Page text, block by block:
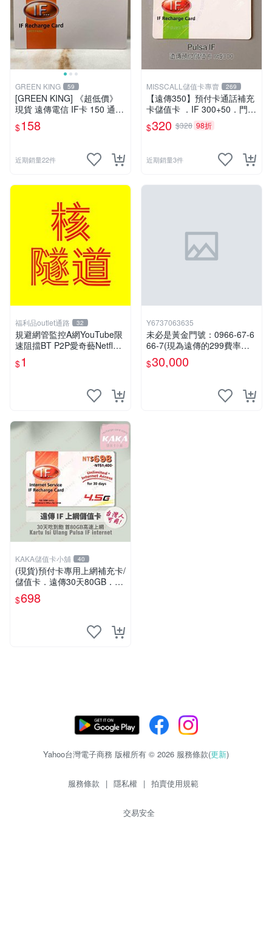
GREEN KING 59
[GREEN KING] 《超低價》
現貨 遠傳電信 IF卡 150 通話
費儲值卡 預付卡 電話卡 面額
150
$158
近期銷量22件
MISSCALL儲值卡專賣 269
【遠傳350】預付卡通話補充
卡儲值卡 ．IF 300+50．門號
延展ifu⚡MissCall儲值卡專賣
$320 $328 98折
近期銷量3件
福利品outlet通路 32
規避網管監控A網YouTube限
速阻擋BT P2P愛奇藝Netflex
陸網B站Disney+必備VPN ser
ver
$1
Y6737063635
未必是黃金門號：0966-67-6
66-7(現為遠傳的299費率門
號，屆時將以無約狀態過
戶)。
$30,000
KAKA儲值卡小舖 40
(現貨)預付卡專用上網補充卡/
儲值卡．遠傳30天80GB．上
網吃到飽．IF698．遠傳台灣
人可儲 [KAKA儲值卡小舖]
$698
Yahoo台灣電子商務 版權所有 © 2026 服務條款(更新)
服務條款 | 隱私權 | 拍賣使用規範
交易安全